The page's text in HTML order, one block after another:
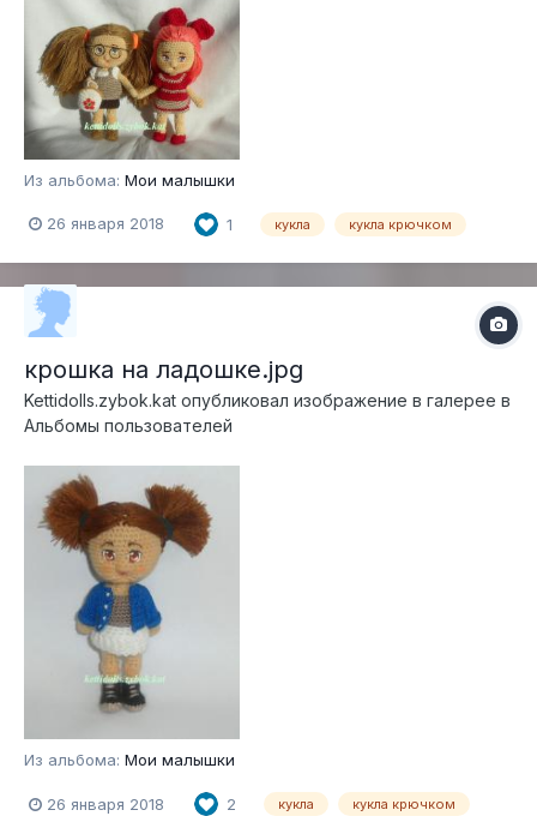
Из альбома: Мои малышки
26 января 2018 1 кукла кукла крючком
крошка на ладошке.jpg
Kettidolls.zybok.kat опубликовал изображение в галерее в
Альбомы пользователей
Из альбома: Мои малышки
26 января 2018 2 кукла кукла крючком